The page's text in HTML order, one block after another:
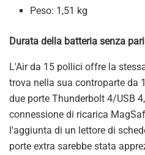
Peso: 1,51 kg
Durata della batteria senza
L'Air da 15 pollici offre la
trova nella sua controparte da
due porte Thunderbolt 4/USB
connessione di ricarica
l'aggiunta di un lettore di
porte extra sarebbe stata